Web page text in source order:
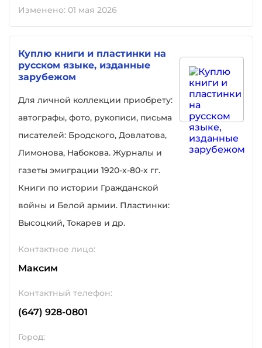
Изменено: 01 мая 2026
Куплю книги и пластинки на
русском языке, изданные
зарубежом
Для личной коллекции приобрету:
автографы, фото, рукописи, письма
писателей: Бродского, Довлатова,
Лимонова, Набокова. Журналы и
газеты эмиграции 1920-х-80-х гг.
Книги по истории Гражданской
войны и Белой армии. Пластинки:
Высоцкий, Токарев и др.
Контактное лицо:
Максим
Контактный телефон:
(647) 928-0801
Город: